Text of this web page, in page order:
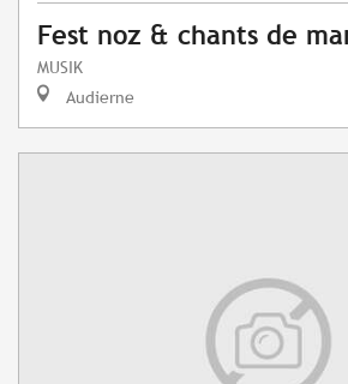
Fest noz & chants de
MUSIK
Audierne